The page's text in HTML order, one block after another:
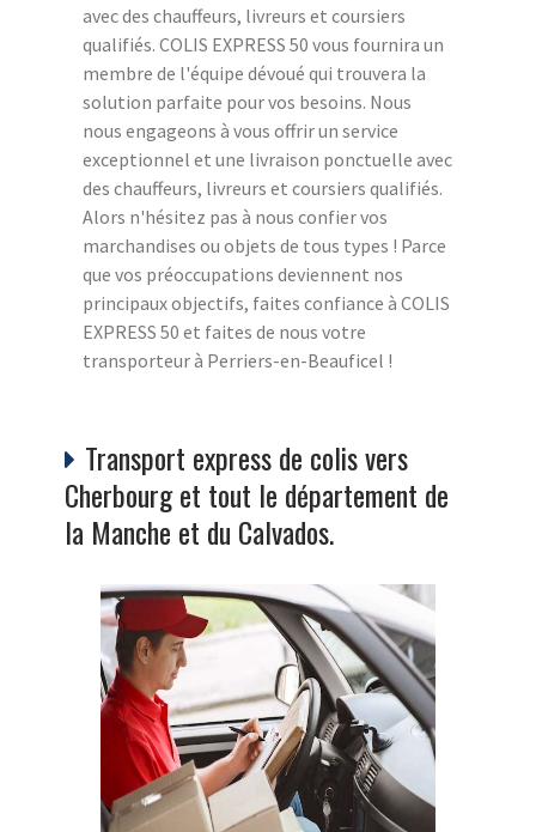
avec des chauffeurs, livreurs et coursiers
qualifiés. COLIS EXPRESS 50 vous fournira un
membre de l'équipe dévoué qui trouvera la
solution parfaite pour vos besoins. Nous
nous engageons à vous offrir un service
exceptionnel et une livraison ponctuelle avec
des chauffeurs, livreurs et coursiers qualifiés.
Alors n'hésitez pas à nous confier vos
marchandises ou objets de tous types ! Parce
que vos préoccupations deviennent nos
principaux objectifs, faites confiance à COLIS
EXPRESS 50 et faites de nous votre
transporteur à Perriers-en-Beauficel !
Transport express de colis vers
Cherbourg et tout le département de
la Manche et du Calvados.